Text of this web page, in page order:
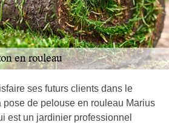
ses futurs clients dans le
pose de pelouse en rouleau Marius
est un jardinier professionnel